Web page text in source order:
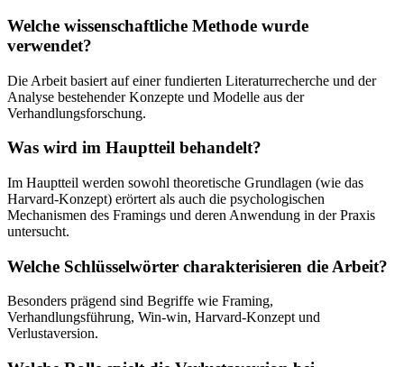
Welche wissenschaftliche Methode wurde
verwendet?
Die Arbeit basiert auf einer fundierten Literaturrecherche und der
Analyse bestehender Konzepte und Modelle aus der
Verhandlungsforschung.
Was wird im Hauptteil behandelt?
Im Hauptteil werden sowohl theoretische Grundlagen (wie das
Harvard-Konzept) erörtert als auch die psychologischen
Mechanismen des Framings und deren Anwendung in der Praxis
untersucht.
Welche Schlüsselwörter charakterisieren die Arbeit?
Besonders prägend sind Begriffe wie Framing,
Verhandlungsführung, Win-win, Harvard-Konzept und
Verlustaversion.